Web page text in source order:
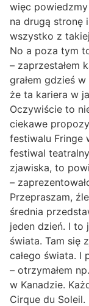
więc
na drugą stronę
wszystko z
No a poza tym
– zaprzestałem
grałem gdzieś
że ta kariera w
Oczywiście to
ciekawe
festiwalu Fringe
festiwal
zjawiska, to
–
Przepraszam,
średnia
jeden dzień. I to
świata. Tam się
całego świata.
– otrzymałem
w Kanadzie.
Cirque du Soleil.